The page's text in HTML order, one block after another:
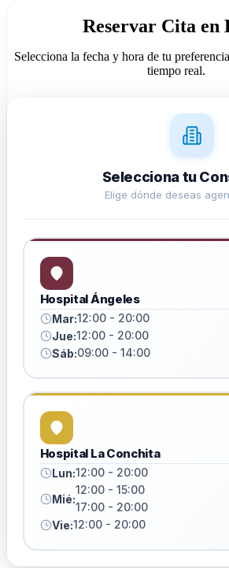
Reservar Cita en
Selecciona la fecha y hora de tu
tiempo real.
Selecciona tu
Elige dónde deseas
Hospital Ángeles
Mar:12:00 - 20:00
Jue:12:00 - 20:00
Sáb:09:00 - 14:00
Hospital La Conchita
Lun:12:00 - 20:00
Mié:
12:00 - 15:00
17:00 - 20:00
Vie:12:00 - 20:00